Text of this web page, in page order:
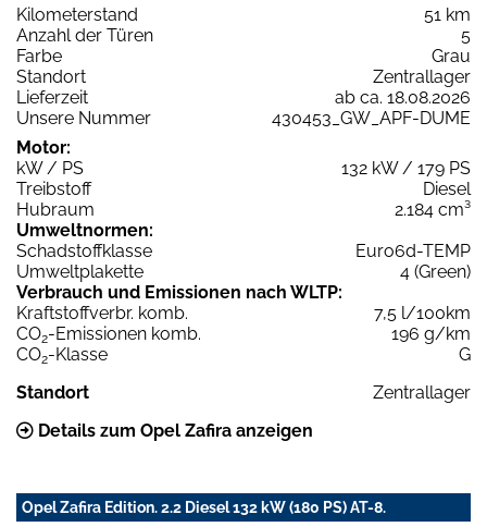
Kilometerstand
51 km
Anzahl der Türen
5
Farbe
Grau
Standort
Zentrallager
Lieferzeit
ab ca. 18.08.2026
Unsere Nummer
430453_GW_APF-DUME
Motor:
kW / PS
132 kW / 179 PS
Treibstoff
Diesel
Hubraum
2.184 cm³
Umweltnormen:
Schadstoffklasse
Euro6d-TEMP
Umweltplakette
4 (Green)
Verbrauch und Emissionen nach WLTP:
Kraftstoffverbr. komb.
7,5 l/100km
CO2-Emissionen komb.
196 g/km
CO2-Klasse
G
Standort
Zentrallager
Details zum Opel Zafira anzeigen
Opel Zafira Edition. 2.2 Diesel 132 kW (180 PS) AT-8.